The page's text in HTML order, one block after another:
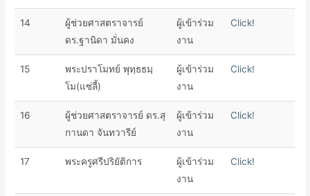
14
ผู้ช่วยศาสตราจารย์
ดร.ฐานิดา มั่นคง
ผู้เข้าร่วม
งาน
Click!
15
พระปราโมทย์ พุทฺธธมฺ
โม(แซ่ลี้)
ผู้เข้าร่วม
งาน
Click!
16
ผู้ช่วย​ศาสตรา​จารย์​ ดร.สุ
กานดา​ จันทวารีย์​
ผู้เข้าร่วม
งาน
Click!
17 พระครูศรีปริยัติการ
ผู้เข้าร่วม
งาน
Click!